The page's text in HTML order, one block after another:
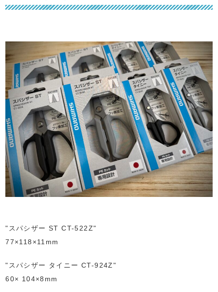
"スパシザー ST CT-522Z"
77×118×11mm
"スパシザー タイニー CT-924Z"
60× 104×8mm